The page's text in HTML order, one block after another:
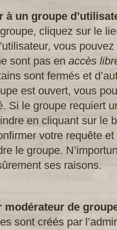
à un groupe
cliquez sur le
vous
sont pas en accès
sont fermés et
est ouvert, vous
Si le groupe requiert
en cliquant sur le
votre requête
le groupe.
ses raisons.
modérateur de
sont créés par